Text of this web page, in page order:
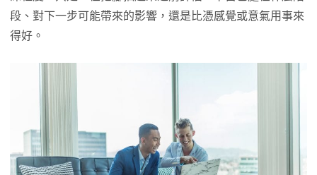
段、對下一步可能帶來的影響，還是比憑感覺或意氣用事來
得好。